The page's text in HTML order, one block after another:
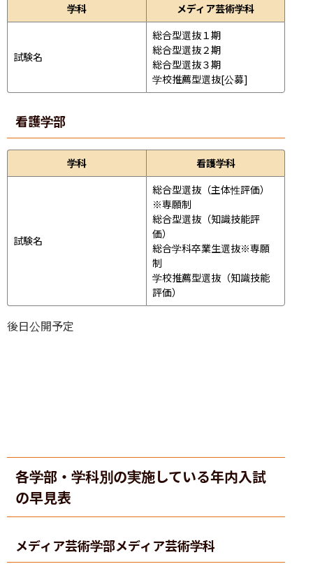
学科 メディア芸術学科
試験名
総合型選抜１期
総合型選抜２期
総合型選抜３期
学校推薦型選抜[公募]
看護学部
学科 看護学科
試験名
総合型選抜（主体性評価）
※専願制
総合型選抜（知識技能評
価）
総合学科卒業生選抜※専願
制
学校推薦型選抜（知識技能
評価）
後日公開予定
各学部・学科別の実施している年内入試
の早見表
メディア芸術学部メディア芸術学科